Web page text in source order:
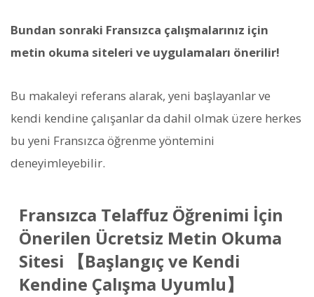
Bundan sonraki Fransızca çalışmalarınız için
metin okuma siteleri ve uygulamaları önerilir!
Bu makaleyi referans alarak, yeni başlayanlar ve
kendi kendine çalışanlar da dahil olmak üzere herkes
bu yeni Fransızca öğrenme yöntemini
deneyimleyebilir.
Fransızca Telaffuz Öğrenimi İçin
Önerilen Ücretsiz Metin Okuma
Sitesi 【Başlangıç ve Kendi
Kendine Çalışma Uyumlu】